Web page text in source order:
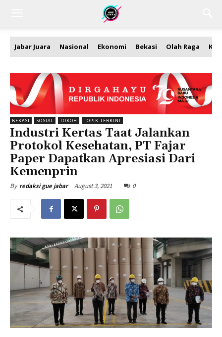
Jabar Juara Nasional Ekonomi Bekasi Olah Raga
BEKASI SOSIAL TOKOH TOPIK TERKINI
Industri Kertas Taat Jalankan
Protokol Kesehatan, PT Fajar
Paper Dapatkan Apresiasi Dari
Kemenprin
By redaksi gue jabar August 3, 2021 0